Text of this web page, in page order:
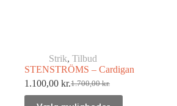
Strik, Tilbud
STENSTRÖMS – Cardigan
1.700,00kr.
1.100,00 kr.